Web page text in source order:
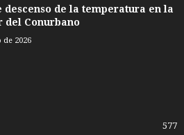
descenso de la temperatura en la
del Conurbano
de 2026
577